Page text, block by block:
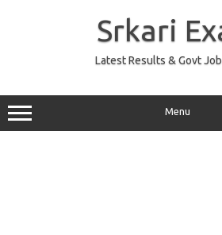
Srkari
Latest Results & Govt
Menu